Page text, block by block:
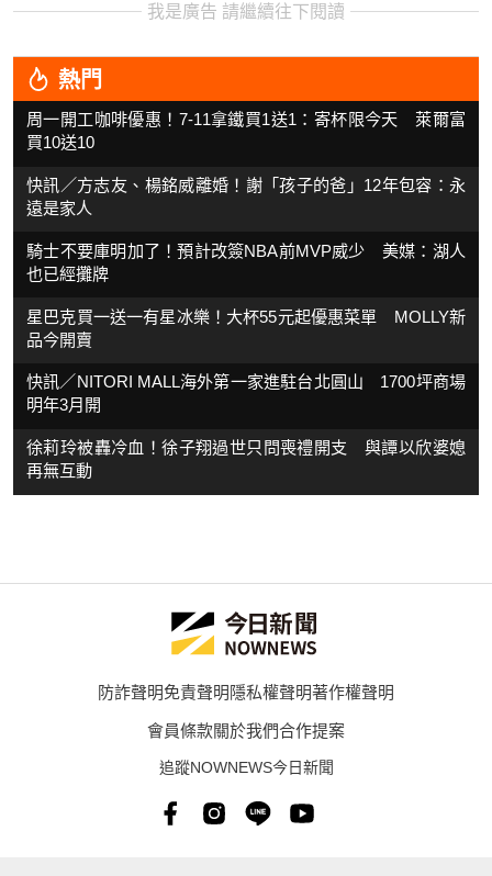
我是廣告 請繼續往下閱讀
熱門
周一開工咖啡優惠！7-11拿鐵買1送1：寄杯限今天 萊爾富
買10送10
快訊／方志友、楊銘威離婚！謝「孩子的爸」12年包容：永
遠是家人
騎士不要庫明加了！預計改簽NBA前MVP威少 美媒：湖人
也已經攤牌
星巴克買一送一有星冰樂！大杯55元起優惠菜單 MOLLY新
品今開賣
快訊／NITORI MALL海外第一家進駐台北圓山 1700坪商場
明年3月開
徐莉玲被轟冷血！徐子翔過世只問喪禮開支 與譚以欣婆媳
再無互動
防詐聲明免責聲明隱私權聲明著作權聲明
會員條款關於我們合作提案
追蹤NOWNEWS今日新聞